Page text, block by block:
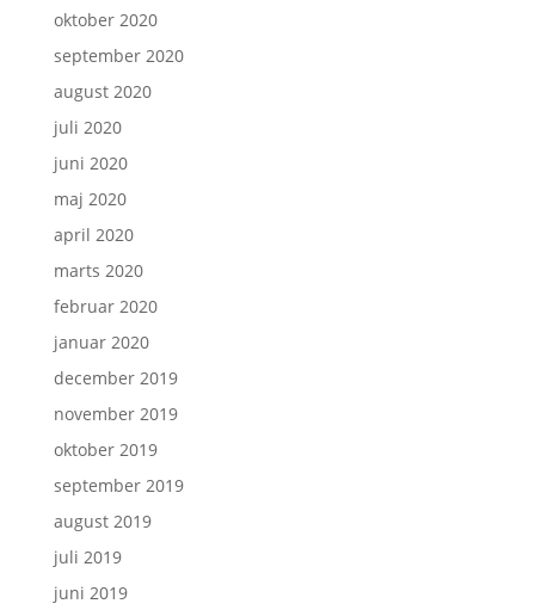
oktober 2020
september 2020
august 2020
juli 2020
juni 2020
maj 2020
april 2020
marts 2020
februar 2020
januar 2020
december 2019
november 2019
oktober 2019
september 2019
august 2019
juli 2019
juni 2019